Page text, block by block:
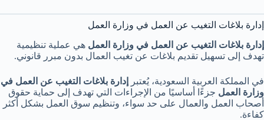
إدارة بلاغات التغيب عن العمل في وزارة العمل
إدارة بلاغات التغيب عن العمل في وزارة العمل هي عملية تنظيمية
تهدف إلى تسهيل تقديم بلاغات عن تغيب العمال بدون مبرر قانوني.
في المملكة العربية السعودية، يُعتبر
إدارة بلاغات التغيب عن العمل في
وزارة العمل جزءًا أساسيًا من الإجراءات التي تهدف إلى حماية حقوق
أصحاب العمل والعمال على حد سواء، وتنظيم سوق العمل بشكل أكثر
كفاءة.